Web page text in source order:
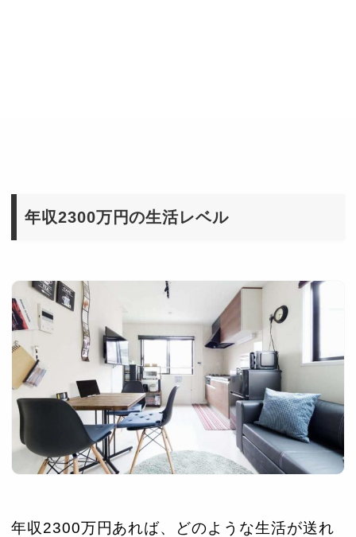
年収2300万円の生活レベル
年収2300万円あれば、どのような生活が送れ